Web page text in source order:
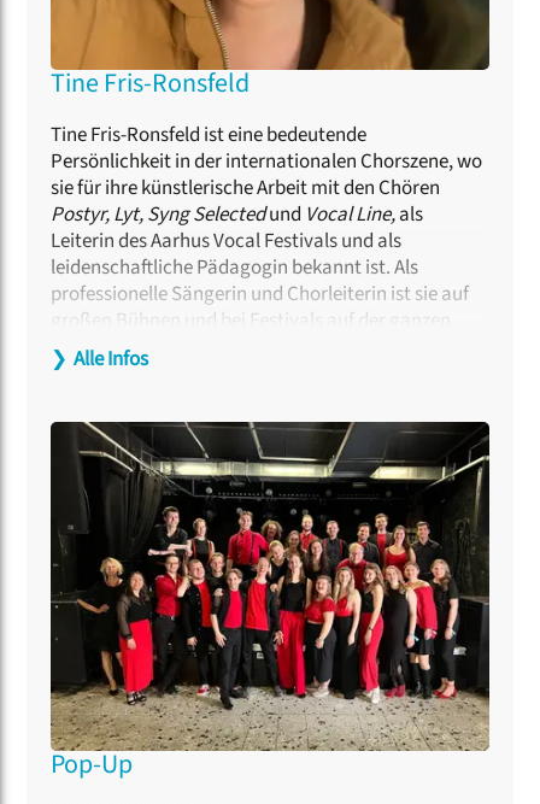
Tine Fris-Ronsfeld
Tine Fris-Ronsfeld ist eine bedeutende
Persönlichkeit in der internationalen Chorszene, wo
sie für ihre künstlerische Arbeit mit den Chören
Postyr, Lyt, Syng Selectedund Vocal Line,als
Leiterin des Aarhus Vocal Festivals und als
leidenschaftliche Pädagogin bekannt ist. Als
professionelle Sängerin und Chorleiterin ist sie auf
großen Bühnen und bei Festivals auf der ganzen
Welt aufgetreten. Im Herbst 2025 gründete sie den
ChorVoA – Voices of Aarhus,
Fris-Ronsfeld hat mehr als 1.000 Workshops und
Coachings auf allen Niveaus geleitet und zusammen
mit Kristoffer Fynbo Thorning mehrere Bücher über
Eisbrecher und Chor-Aufwärmübungen
veröffentlicht. Ihre Arrangements und
Kompositionen erscheinen bei dänischen und
internationalen Verlagen.
❯ Alle Infos
Pop-Up